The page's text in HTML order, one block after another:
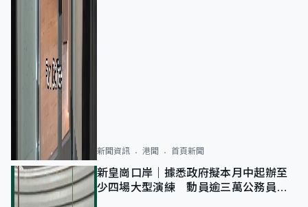
新聞資訊 港聞 首頁新聞
新皇崗口岸｜據悉政府擬本月中起辦至
少四場大型演練 動員逾三萬公務員人